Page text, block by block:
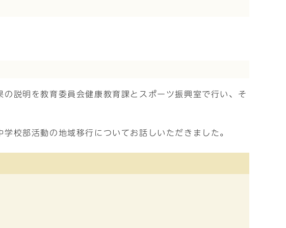
説明を教育委員会健康教育課とスポーツ振興室で行い、そ
校部活動の地域移行についてお話しいただきました。